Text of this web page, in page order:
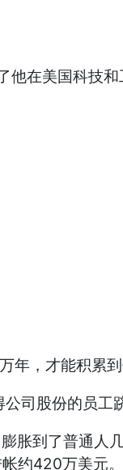
在美国科技
，才能积累到
司股份的员工
胀到了普通人
约420万美元。